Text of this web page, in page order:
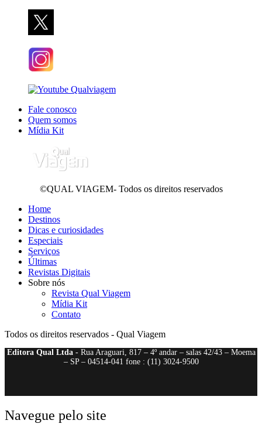
Fale conosco
Quem somos
Mídia Kit
©QUAL VIAGEM- Todos os direitos reservados
Home
Destinos
Dicas e curiosidades
Especiais
Serviços
Últimas
Revistas Digitais
Sobre nós
Revista Qual Viagem
Mídia Kit
Contato
Todos os direitos reservados - Qual Viagem
Editora Qual Ltda- Rua Araguari, 817 – 4º andar – salas 42/43 – Moema
– SP – 04514-041 fone : (11) 3024-9500
Navegue pelo site